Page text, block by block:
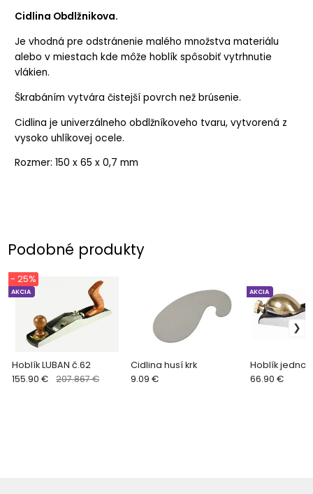
Cidlina Obdlžnikova.
Je vhodná pre odstránenie malého množstva materiálu
alebo v miestach kde môže hoblík spôsobiť vytrhnutie
vlákien.
Škrabáním vytvára čistejší povrch než brúsenie.
Cidlina je univerzálneho obdlžníkoveho tvaru, vytvorená z
vysoko uhlíkovej ocele.
Rozmer: 150 x 65 x 0,7 mm
Podobné produkty
Hoblík LUBAN č.62
AKCIA
- 25%
155.90 € 207.867 €
Cidlina husí krk
9.09 €
Hoblík
AKCIA
66.90 €